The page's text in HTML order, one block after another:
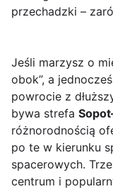
przechadzki –
Jeśli marzysz o
obok”, a
powrocie z
bywa strefa
różnorodnością
po te w kierunku
spacerowych.
centrum i